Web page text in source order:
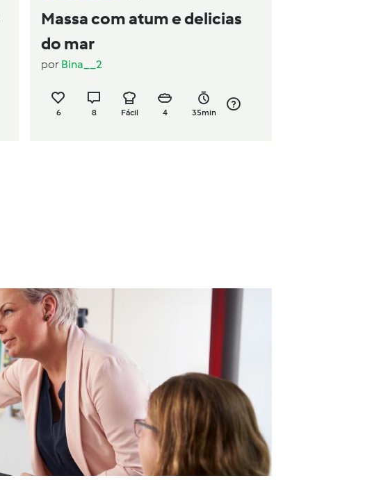
Massa com atum e delicias
do mar
por Bina__2
6 8 Fácil 4 35min